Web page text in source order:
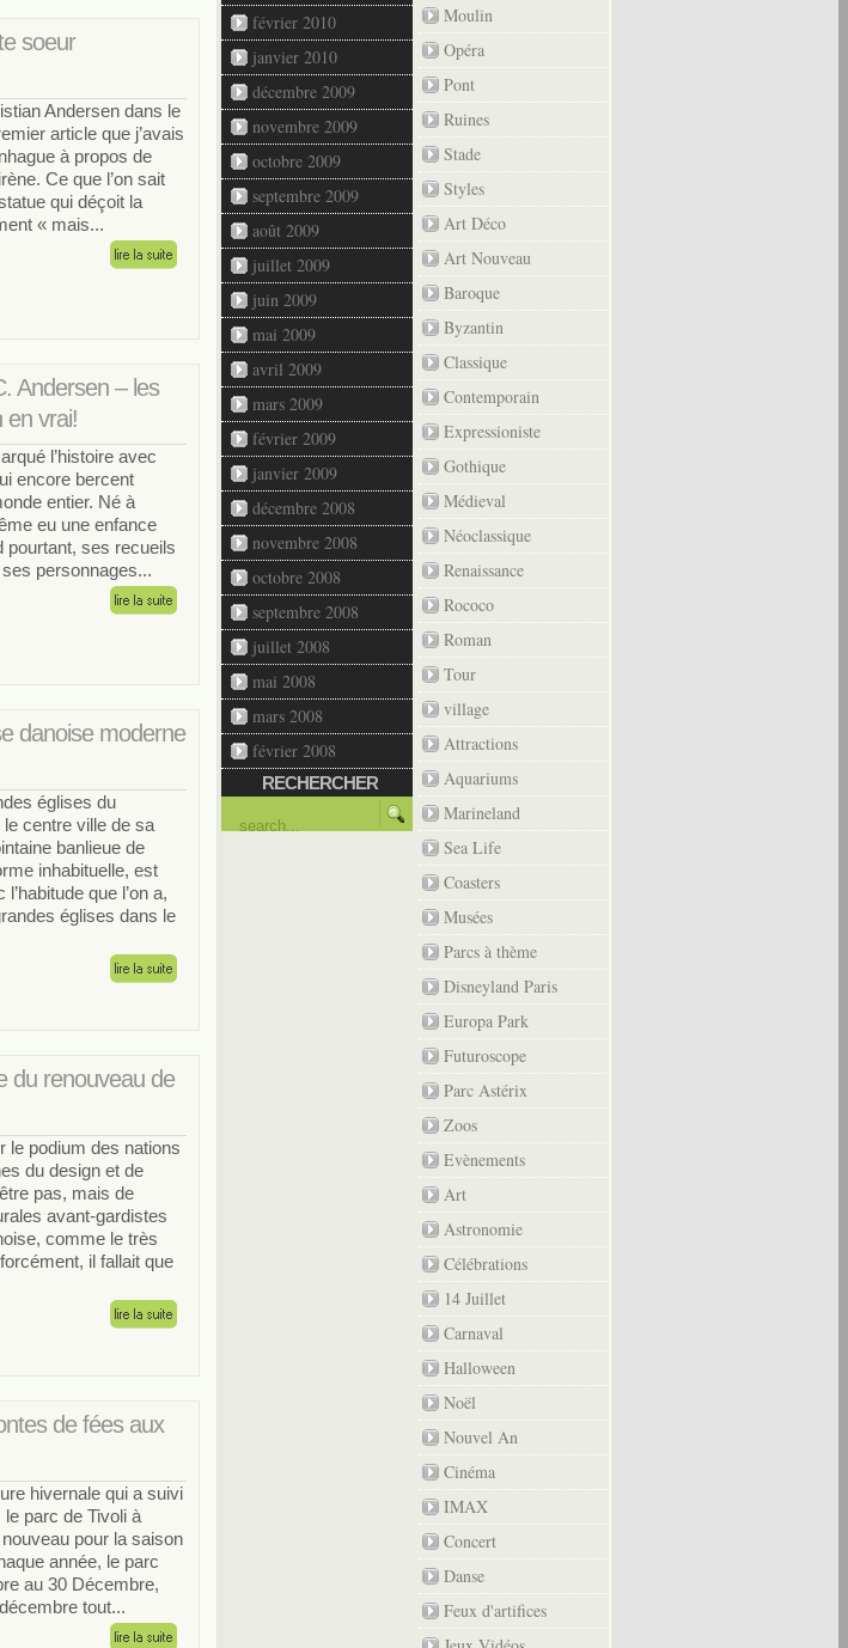
soeur
Andersen dans le
article que j’avais
à propos de
Ce que l’on sait
qui déçoit la
« mais...
Andersen – les
en vrai!
l’histoire avec
encore bercent
entier. Né à
eu une enfance
pourtant, ses recueils
personnages...
danoise moderne
églises du
centre ville de sa
banlieue de
inhabituelle, est
que l’on a,
églises dans le
du renouveau de
le podium des nations
du design et de
pas, mais de
avant-gardistes
comme le très
il fallait que
de fées aux
hivernale qui a suivi
le parc de Tivoli à
pour la saison
année, le parc
au 30 Décembre,
tout...
février 2010
janvier 2010
décembre 2009
novembre 2009
octobre 2009
septembre 2009
août 2009
juillet 2009
juin 2009
mai 2009
avril 2009
mars 2009
février 2009
janvier 2009
décembre 2008
novembre 2008
octobre 2008
septembre 2008
juillet 2008
mai 2008
mars 2008
février 2008
RECHERCHER
Moulin
Opéra
Pont
Ruines
Stade
Styles
Art Déco
Art Nouveau
Baroque
Byzantin
Classique
Contemporain
Expressioniste
Gothique
Médieval
Néoclassique
Renaissance
Rococo
Roman
Tour
village
Attractions
Aquariums
Marineland
Sea Life
Coasters
Musées
Parcs à thème
Disneyland Paris
Europa Park
Futuroscope
Parc Astérix
Zoos
Evènements
Art
Astronomie
Célébrations
14 Juillet
Carnaval
Halloween
Noël
Nouvel An
Cinéma
IMAX
Concert
Danse
Feux d'artifices